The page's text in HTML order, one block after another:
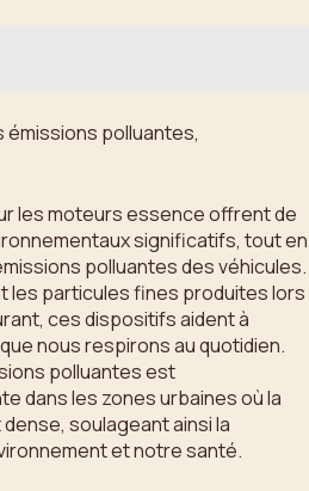
émissions polluantes,
les moteurs essence offrent de
significatifs, tout en
polluantes des véhicules.
les particules fines produites lors
ces dispositifs aident à
nous respirons au quotidien.
polluantes est
dans les zones urbaines où la
soulageant ainsi la
et notre santé.